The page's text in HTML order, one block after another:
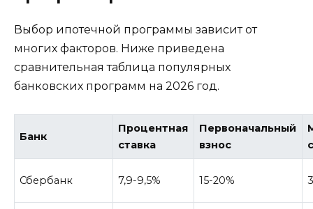
Выбор ипотечной программы зависит от
многих факторов. Ниже приведена
сравнительная таблица популярных
банковских программ на 2026 год.
Банк
Процентная
ставка
Первоначальный
взнос
Сбербанк 7,9-9,5% 15-20%